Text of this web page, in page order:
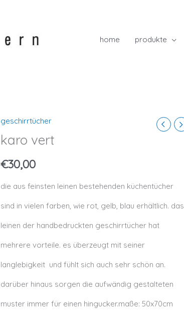
home produkte
geschirrtücher
karo vert
€30,00
die aus feinsten leinen bestehenden küchentücher
sind in vielen farben, wie rot, gelb, blau erhältlich. das
leinen der handbedruckten geschirrtücher hat
mehrere vorteile. es überzeugt mit seiner
langlebigkeit und fühlt sich auch sehr schön an.
darüber hinaus sorgen die aufwändig gestalteten
muster immer für einen hingucker.maße: 50x70cm